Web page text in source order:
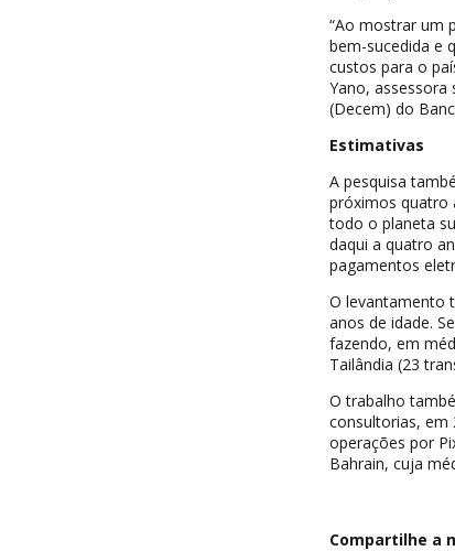
“Ao mostrar um
bem-sucedida e
custos para o
Yano,
(Decem) do
Estimativas
A pesquisa
próximos quatro
todo o planeta
daqui a quatro
pagamentos
O levantamento
anos de idade.
fazendo, em
Tailândia (23
O trabalho
consultorias, em
operações por
Bahrain, cuja
Compartilhe a